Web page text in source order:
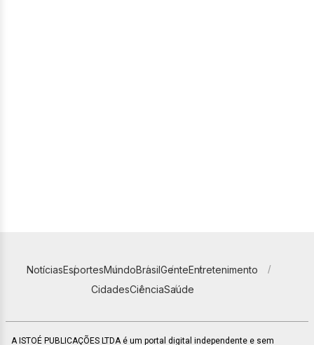
NotíciasEsportesMundoBrasilGenteEntretenimento
CidadesCiênciaSaúde
A ISTOÉ PUBLICAÇÕES LTDA é um portal digital independente e sem